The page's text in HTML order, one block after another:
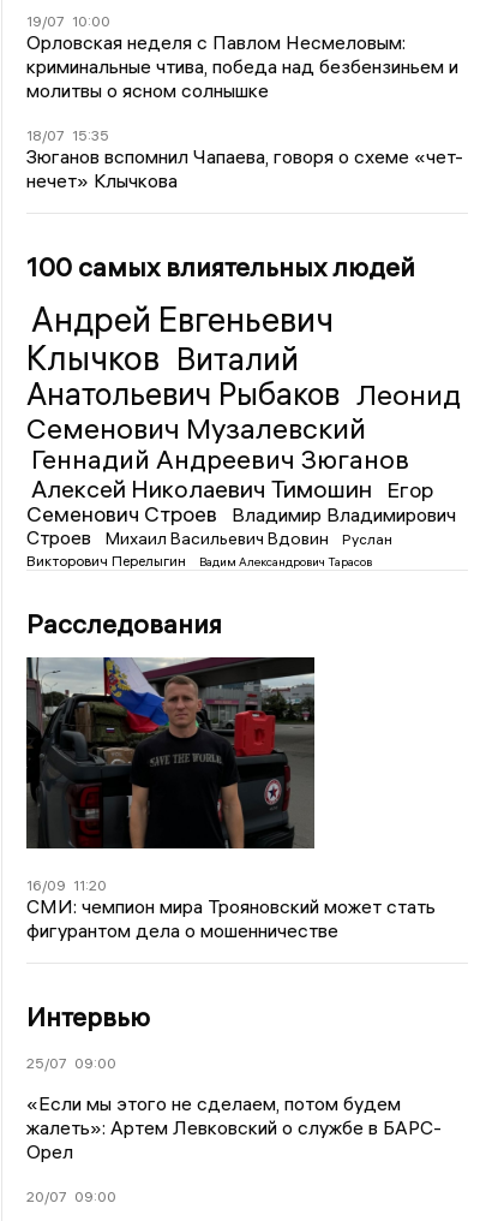
19/07 10:00
Орловская неделя с Павлом Несмеловым:
криминальные чтива, победа над безбензиньем и
молитвы о ясном солнышке
18/07 15:35
Зюганов вспомнил Чапаева, говоря о схеме «чет-
нечет» Клычкова
100 самых влиятельных людей
Андрей Евгеньевич
Клычков Виталий
Анатольевич Рыбаков Леонид
Семенович Музалевский
Геннадий Андреевич Зюганов
Алексей Николаевич Тимошин
Егор
Семенович Строев
Владимир Владимирович
Строев
Михаил Васильевич Вдовин
Руслан
Викторович Перелыгин
Вадим Александрович Тарасов
Расследования
16/09 11:20
СМИ: чемпион мира Трояновский может стать
фигурантом дела о мошенничестве
Интервью
25/07 09:00
«Если мы этого не сделаем, потом будем
жалеть»: Артем Левковский о службе в БАРС-
Орел
20/07 09:00